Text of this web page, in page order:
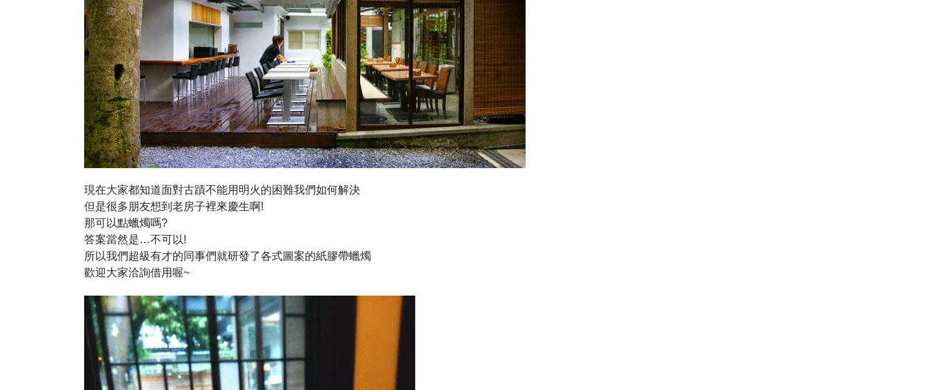
現在大家都知道面對古蹟不能用明火的困難我們如何解決
但是很多朋友想到老房子裡來慶生啊!
那可以點蠟燭嗎?
答案當然是…不可以!
所以我們超級有才的同事們就研發了各式圖案的紙膠帶蠟燭
歡迎大家洽詢借用喔~